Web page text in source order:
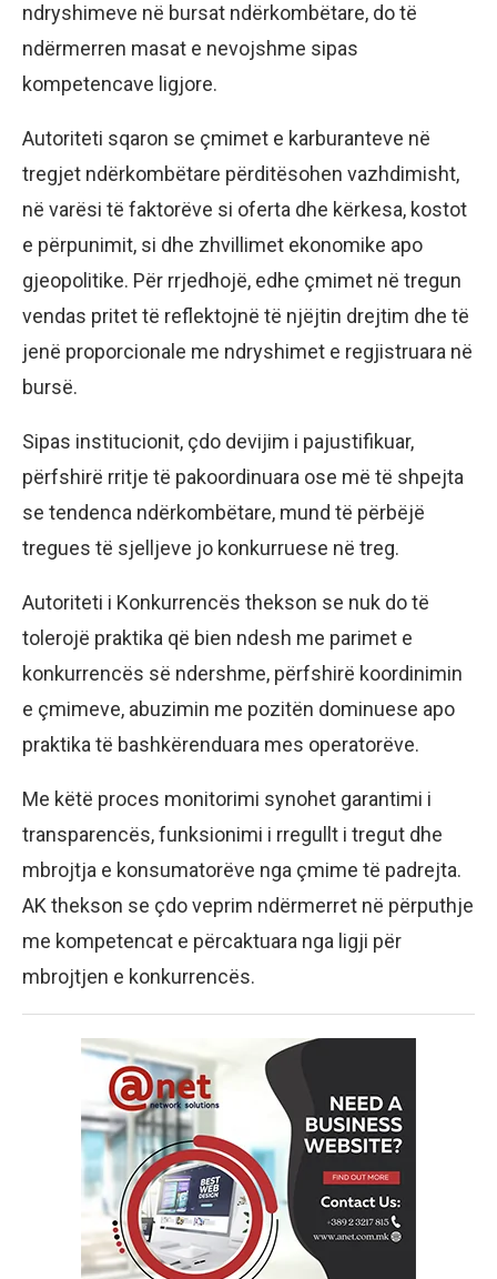
ndryshimeve në bursat ndërkombëtare, do të
ndërmerren masat e nevojshme sipas
kompetencave ligjore.
Autoriteti sqaron se çmimet e karburanteve në
tregjet ndërkombëtare përditësohen vazhdimisht,
në varësi të faktorëve si oferta dhe kërkesa, kostot
e përpunimit, si dhe zhvillimet ekonomike apo
gjeopolitike. Për rrjedhojë, edhe çmimet në tregun
vendas pritet të reflektojnë të njëjtin drejtim dhe të
jenë proporcionale me ndryshimet e regjistruara në
bursë.
Sipas institucionit, çdo devijim i pajustifikuar,
përfshirë rritje të pakoordinuara ose më të shpejta
se tendenca ndërkombëtare, mund të përbëjë
tregues të sjelljeve jo konkurruese në treg.
Autoriteti i Konkurrencës thekson se nuk do të
tolerojë praktika që bien ndesh me parimet e
konkurrencës së ndershme, përfshirë koordinimin
e çmimeve, abuzimin me pozitën dominuese apo
praktika të bashkërenduara mes operatorëve.
Me këtë proces monitorimi synohet garantimi i
transparencës, funksionimi i rregullt i tregut dhe
mbrojtja e konsumatorëve nga çmime të padrejta.
AK thekson se çdo veprim ndërmerret në përputhje
me kompetencat e përcaktuara nga ligji për
mbrojtjen e konkurrencës.